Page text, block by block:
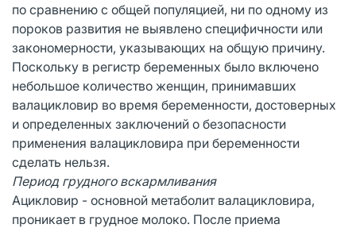
по сравнению с общей популяцией, ни по одному из
пороков развития не выявлено специфичности или
закономерности, указывающих на общую причину.
Поскольку в регистр беременных было включено
небольшое количество женщин, принимавших
валацикловир во время беременности, достоверных
и определенных заключений о безопасности
применения валацикловира при беременности
сделать нельзя.
Период грудного вскармливания
Ацикловир - основной метаболит валацикловира,
проникает в грудное молоко. После приема